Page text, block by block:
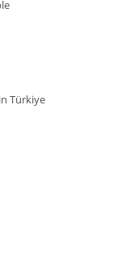
Türkiye